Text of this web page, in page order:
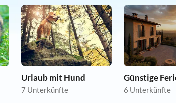
Urlaub mit Hund
7 Unterkünfte 6 Unterkünfte